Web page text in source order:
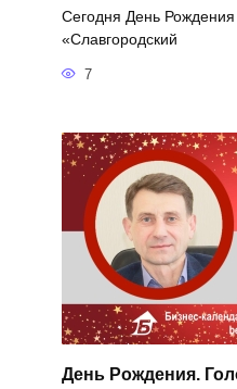
Сегодня День
«Славгородский
7
День Рождения.